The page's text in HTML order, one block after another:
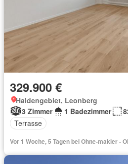
329.900 €
Haldengebiet, Leonberg
3 Zimmer
1 Badezimmer
Terrasse
Vor 1 Woche, 5 Tagen bei Ohne-makler -